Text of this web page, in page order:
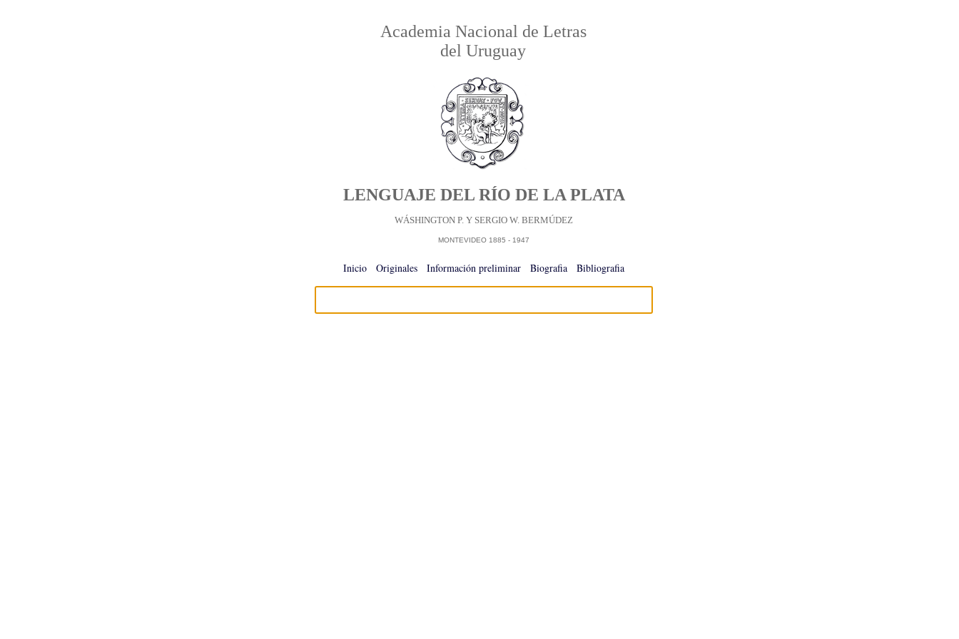
Academia Nacional de Letras
del Uruguay
LENGUAJE DEL RÍO DE LA PLATA
WÁSHINGTON P. Y SERGIO W. BERMÚDEZ
MONTEVIDEO 1885 - 1947
Inicio Originales Información preliminar Biografia Bibliografia